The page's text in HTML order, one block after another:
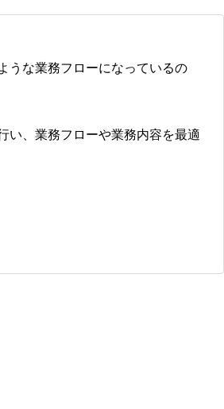
うな業務フローになっているの
い、業務フローや業務内容を最適